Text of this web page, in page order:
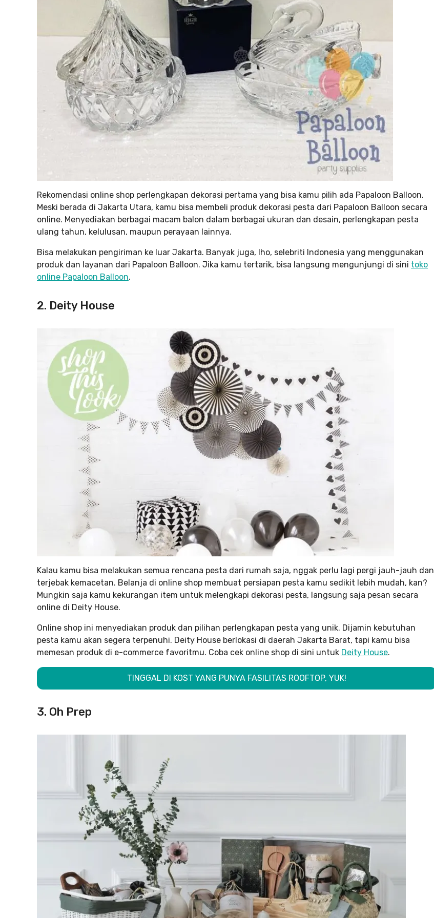
Rekomendasi online shop perlengkapan dekorasi pertama yang bisa kamu pilih ada Papaloon Balloon.
Meski berada di Jakarta Utara, kamu bisa membeli produk dekorasi pesta dari Papaloon Balloon secara
online. Menyediakan berbagai macam balon dalam berbagai ukuran dan desain, perlengkapan pesta
ulang tahun, kelulusan, maupun perayaan lainnya.
Bisa melakukan pengiriman ke luar Jakarta. Banyak juga, lho, selebriti Indonesia yang menggunakan
produk dan layanan dari Papaloon Balloon. Jika kamu tertarik, bisa langsung mengunjungi di sini toko
online Papaloon Balloon.
2. Deity House
Kalau kamu bisa melakukan semua rencana pesta dari rumah saja, nggak perlu lagi pergi jauh-jauh dan
terjebak kemacetan. Belanja di online shop membuat persiapan pesta kamu sedikit lebih mudah, kan?
Mungkin saja kamu kekurangan item untuk melengkapi dekorasi pesta, langsung saja pesan secara
online di Deity House.
Online shop ini menyediakan produk dan pilihan perlengkapan pesta yang unik. Dijamin kebutuhan
pesta kamu akan segera terpenuhi. Deity House berlokasi di daerah Jakarta Barat, tapi kamu bisa
memesan produk di e-commerce favoritmu. Coba cek online shop di sini untuk Deity House.
TINGGAL DI KOST YANG PUNYA FASILITAS ROOFTOP, YUK!
3. Oh Prep